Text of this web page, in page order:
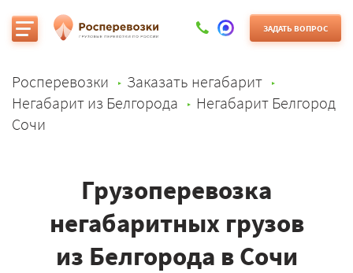
ЗАДАТЬ ВОПРОС
Росперевозки
Заказать негабарит
Негабарит из Белгорода
Негабарит Белгород
Сочи
Грузоперевозка
негабаритных грузов
из Белгорода в Сочи